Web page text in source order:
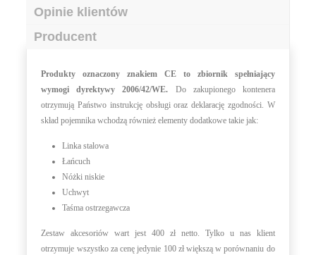
Opinie klientów
Producent
Produkty oznaczony znakiem CE to zbiornik spełniający
wymogi dyrektywy 2006/42/WE. Do zakupionego kontenera
otrzymują Państwo instrukcję obsługi oraz deklarację zgodności. W
skład pojemnika wchodzą również elementy dodatkowe takie jak:
Linka stalowa
Łańcuch
Nóżki niskie
Uchwyt
Taśma ostrzegawcza
Zestaw akcesoriów wart jest 400 zł netto. Tylko u nas klient
otrzymuje wszystko za cenę jedynie 100 zł większą w porównaniu do